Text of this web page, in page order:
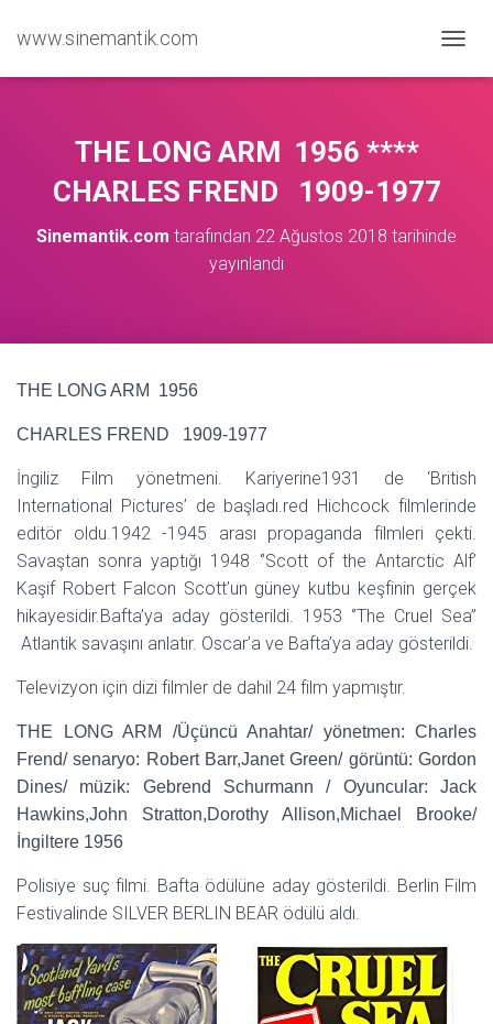
www.sinemantik.com
E
K
THE LONG ARM 1956 ****
CHARLES FREND 1909-1977
Sinemantik.com tarafından 22 Ağustos 2018 tarihinde
yayınlandı
THE LONG ARM 1956
CHARLES FREND 1909-1977
İngiliz Film yönetmeni. Kariyerine1931 de ‘British
International Pictures’ de başladı.red Hichcock filmlerinde
editör oldu.1942 -1945 arası propaganda filmleri çekti.
Savaştan sonra yaptığı 1948 ‘’Scott of the Antarctic Alf’
Kaşif Robert Falcon Scott’un güney kutbu keşfinin gerçek
hikayesidir.Bafta’ya aday gösterildi. 1953 ‘’The Cruel Sea’’
Atlantik savaşını anlatır. Oscar’a ve Bafta’ya aday gösterildi.
Televizyon için dizi filmler de dahil 24 film yapmıştır.
THE LONG ARM /Üçüncü Anahtar/ yönetmen: Charles
Frend/ senaryo: Robert Barr,Janet Green/ görüntü: Gordon
Dines/ müzik: Gebrend Schurmann / Oyuncular: Jack
Hawkins,John Stratton,Dorothy Allison,Michael Brooke/
İngiltere 1956
Polisiye suç filmi. Bafta ödülüne aday gösterildi. Berlin Film
Festivalinde SILVER BERLIN BEAR ödülü aldı.